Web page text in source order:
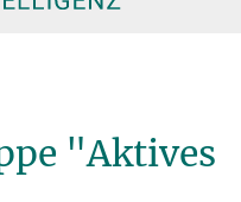
"Aktives